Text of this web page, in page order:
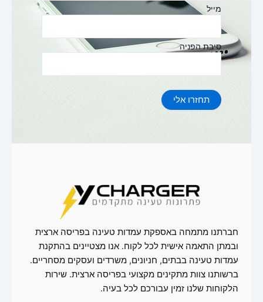
מייל
סיבת הפניה
תחזרו אלי
חברתנו מתמחה באספקת עמדות טעינה בפריסה ארצית
ובמתן התאמה אישית לכל לקוח. אנו מצטיינים בהתקנת
עמדות טעינה בבתים, חניונים, משרדים ועסקים מסחריים.
ברשותנו צוות מתקינים מקצועי בפריסה ארצית. שירות
הלקוחות שלנו זמין עבורכם לכל בעיה.